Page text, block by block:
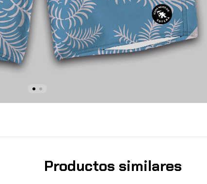
Productos similares